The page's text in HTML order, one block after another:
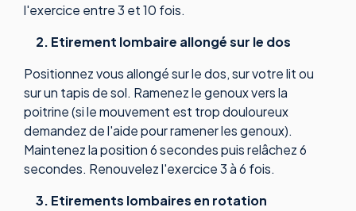
l'exercice entre 3 et 10 fois.
2. Etirement lombaire allongé sur le dos
Positionnez vous allongé sur le dos, sur votre lit ou
sur un tapis de sol. Ramenez le genoux vers la
poitrine (si le mouvement est trop douloureux
demandez de l'aide pour ramener les genoux).
Maintenez la position 6 secondes puis relâchez 6
secondes. Renouvelez l'exercice 3 à 6 fois.
3. Etirements lombaires en rotation